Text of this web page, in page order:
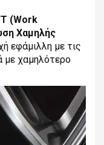
(Work
Χαμηλής
εφάμιλλη με τις
με χαμηλότερο